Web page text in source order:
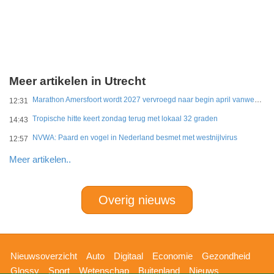
Meer artikelen in Utrecht
12:31 Marathon Amersfoort wordt 2027 vervroegd naar begin april vanwege hitte
14:43 Tropische hitte keert zondag terug met lokaal 32 graden
12:57 NVWA: Paard en vogel in Nederland besmet met westnijlvirus
Meer artikelen..
Overig nieuws
Hoofdnavigatie
Nieuwsoverzicht Auto Digitaal Economie
Gezondheid
Glossy
Sport Wetenschap Buitenland Nieuws